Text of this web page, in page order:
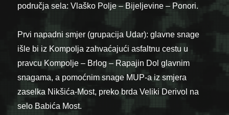
područja sela: Vlaško Polje – Bijeljevine – Ponori.
Prvi napadni smjer (grupacija Udar): glavne snage
išle bi iz Kompolja zahvaćajući asfaltnu cestu u
pravcu Kompolje – Brlog – Rapajin Dol glavnim
snagama, a pomoćnim snage MUP-a iz smjera
zaselka Nikšića-Most, preko brda Veliki Derivol na
selo Babića Most.